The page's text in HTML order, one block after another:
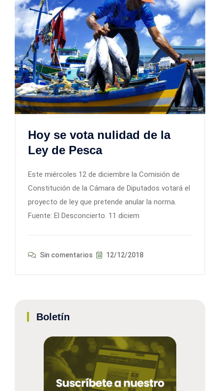
Hoy se vota nulidad de la
Ley de Pesca
Este miércoles 12 de diciembre la Comisión de
Constitución de la Cámara de Diputados votará el
proyecto de ley que pretende anular la norma.
Fuente: El Desconcierto. 11 diciem
Sin comentarios 12/12/2018
Boletín